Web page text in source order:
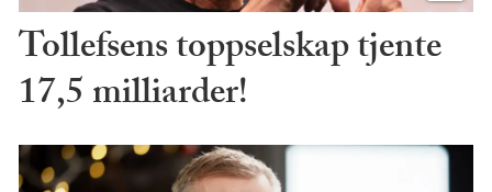
Tollefsens toppselskap tjente
17,5 milliarder!